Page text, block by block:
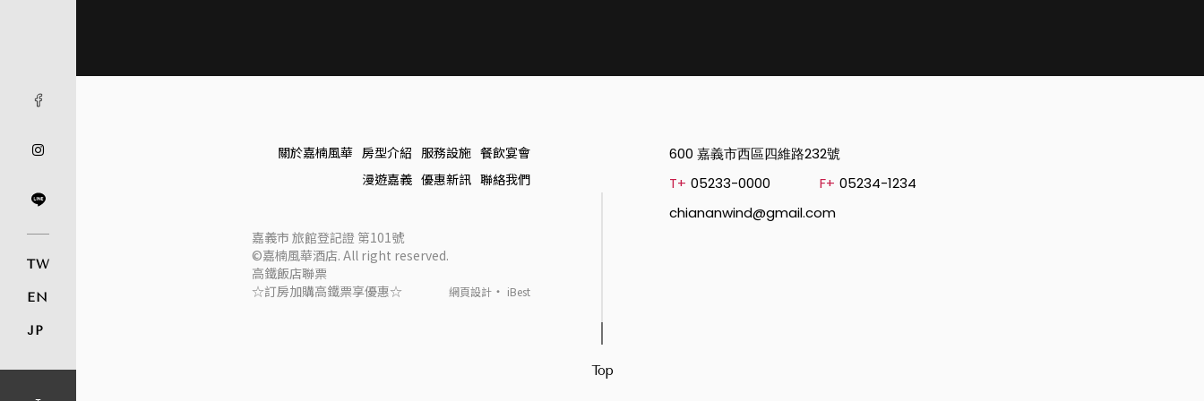
TW
EN
JP
關於嘉楠風華 房型介紹 服務設施 餐飲宴會
漫遊嘉義 優惠新訊 聯絡我們
嘉義市 旅館登記證 第101號
©嘉楠風華酒店. All right reserved.
高鐵飯店聯票
☆訂房加購高鐵票享優惠☆
網頁設計 ‧ iBest
600 嘉義市西區四維路232號
T+ 05233-0000 F+ 05234-1234
chiananwind@gmail.com
Top